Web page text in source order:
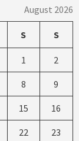
August 2026
S S
1 2
8 9
15 16
22 23